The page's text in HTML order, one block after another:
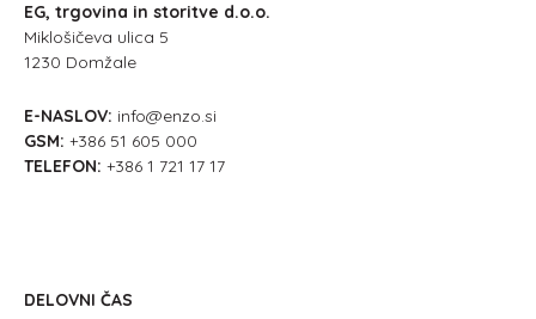
EG, trgovina in storitve d.o.o.
Miklošičeva ulica 5
1230 Domžale
E-NASLOV: info@enzo.si
GSM: +386 51 605 000
TELEFON: +386 1 721 17 17
DELOVNI ČAS